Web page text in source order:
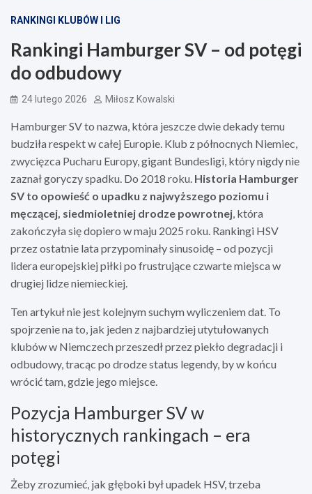
RANKINGI KLUBÓW I LIG
Rankingi Hamburger SV – od potęgi
do odbudowy
24 lutego 2026 Miłosz Kowalski
Hamburger SV to nazwa, która jeszcze dwie dekady temu
budziła respekt w całej Europie. Klub z północnych Niemiec,
zwycięzca Pucharu Europy, gigant Bundesligi, który nigdy nie
zaznał goryczy spadku. Do 2018 roku. Historia Hamburger
SV to opowieść o upadku z najwyższego poziomu i
męczącej, siedmioletniej drodze powrotnej, która
zakończyła się dopiero w maju 2025 roku. Rankingi HSV
przez ostatnie lata przypominały sinusoidę – od pozycji
lidera europejskiej piłki po frustrujące czwarte miejsca w
drugiej lidze niemieckiej.
Ten artykuł nie jest kolejnym suchym wyliczeniem dat. To
spojrzenie na to, jak jeden z najbardziej utytułowanych
klubów w Niemczech przeszedł przez piekło degradacji i
odbudowy, tracąc po drodze status legendy, by w końcu
wrócić tam, gdzie jego miejsce.
Pozycja Hamburger SV w
historycznych rankingach – era
potęgi
Żeby zrozumieć, jak głęboki był upadek HSV, trzeba